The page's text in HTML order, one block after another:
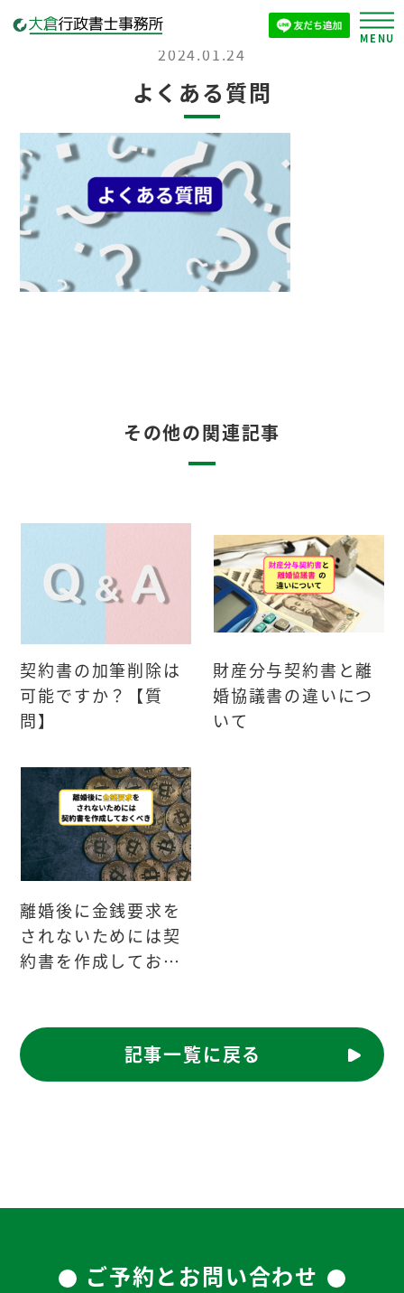
2024.01.24
よくある質問
その他の関連記事
契約書の加筆削除は
可能ですか？【質
問】
財産分与契約書と離
婚協議書の違いにつ
いて
離婚後に金銭要求を
されないためには契
約書を作成しておく
記事一覧に戻る
ご予約とお問い合わせ